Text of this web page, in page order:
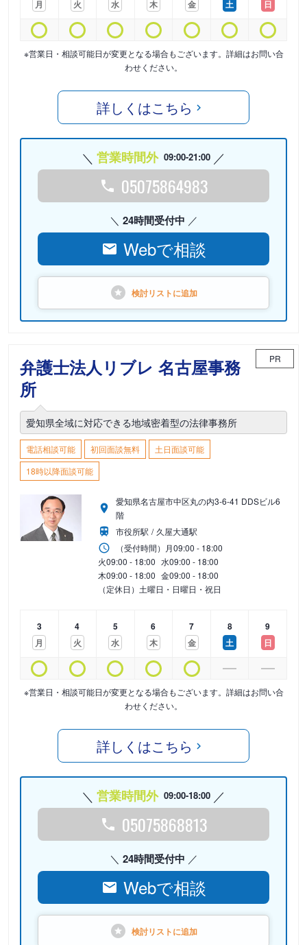
月 火 水 木 金 土 日
※営業日・相談可能日が変更となる場合もございます。詳細はお問い合
わせください。
詳しくはこちら
営業時間外 09:00-21:00
05075864983
24時間受付中
Webで相談
検討リストに追加
弁護士法人リブレ 名古屋事務
所
PR
愛知県全域に対応できる地域密着型の法律事務所
電話相談可能 初回面談無料
土日面談可能
18時以降面談可能
愛知県名古屋市中区丸の内3-6-41 DDSビル6
階
市役所駅
久屋大通駅
（受付時間） 月09:00 - 18:00
火09:00 - 18:00 水09:00 - 18:00
木09:00 - 18:00 金09:00 - 18:00
（定休日）土曜日・日曜日・祝日
3
月
4
火
5
水
6
木
7
金
8
土
9
日
※営業日・相談可能日が変更となる場合もございます。詳細はお問い合
わせください。
詳しくはこちら
営業時間外 09:00-18:00
05075868813
24時間受付中
Webで相談
検討リストに追加